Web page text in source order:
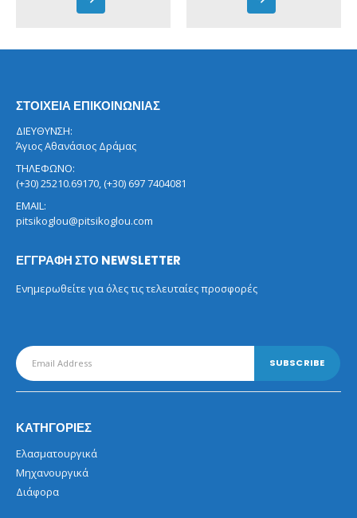
ΣΤΟΙΧΕΙΑ ΕΠΙΚΟΙΝΩΝΙΑΣ
ΔΙΕΥΘΥΝΣΗ:
Άγιος Αθανάσιος Δράμας
ΤΗΛΕΦΩΝΟ:
(+30) 25210.69170, (+30) 697 7404081
EMAIL:
pitsikoglou@pitsikoglou.com
ΕΓΓΡΑΦΗ ΣΤΟ NEWSLETTER
Ενημερωθείτε για όλες τις τελευταίες προσφορές
ΚΑΤΗΓΟΡΙΕΣ
Ελασματουργικά
Μηχανουργικά
Διάφορα